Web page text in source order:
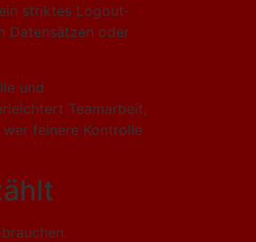
striktes Logout-
Datensätzen oder
und
Teamarbeit,
feinere Kontrolle